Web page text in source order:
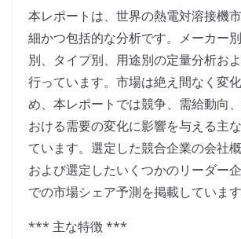
本レポートは、世界の熱電対溶接機
細かつ包括的な分析です。メーカー
別、タイプ別、用途別の定量分析お
行っています。市場は絶え間なく変
め、本レポートでは競争、需給動向
おける需要の変化に影響を与える主
ています。選定した競合企業の会社概
および選定したいくつかのリーダー
での市場シェア予測を掲載しています
*** 主な特徴 ***